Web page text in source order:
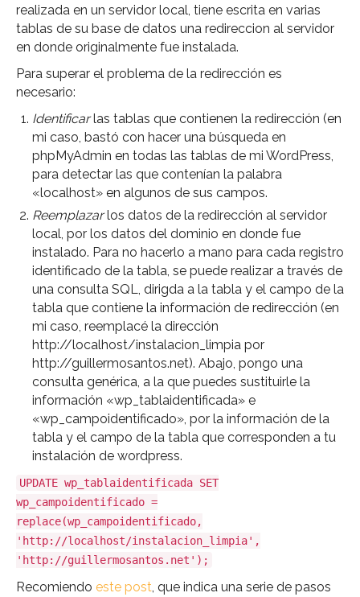
realizada en un servidor local, tiene escrita en varias
tablas de su base de datos una redireccion al servidor
en donde originalmente fue instalada.
Para superar el problema de la redirección es
necesario:
Identificarlas tablas que contienen la redirección (en
mi caso, bastó con hacer una búsqueda en
phpMyAdmin en todas las tablas de mi WordPress,
para detectar las que contenían la palabra
«localhost» en algunos de sus campos.
Reemplazarlos datos de la redirección al servidor
local, por los datos del dominio en donde fue
instalado. Para no hacerlo a mano para cada registro
identificado de la tabla, se puede realizar a través de
una consulta SQL, dirigda a la tabla y el campo de la
tabla que contiene la información de redirección (en
mi caso, reemplacé la dirección
http://localhost/instalacion_limpia por
http://guillermosantos.net). Abajo, pongo una
consulta genérica, a la que puedes sustituirle la
información «wp_tablaidentificada» e
«wp_campoidentificado», por la información de la
tabla y el campo de la tabla que corresponden a tu
instalación de wordpress.
UPDATE wp_tablaidentificada SET
wp_campoidentificado =
replace(wp_campoidentificado,
'http://localhost/instalacion_limpia',
'http://guillermosantos.net');
Recomiendo este post, que indica una serie de pasos